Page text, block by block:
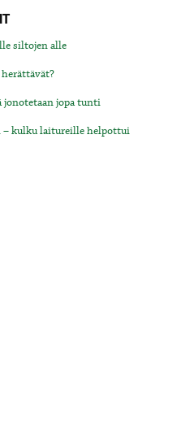
siltojen alle
jonotetaan jopa tunti
– kulku laitureille helpottui